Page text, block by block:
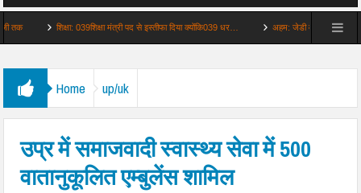
शिक्षा: 039शिक्षा मंत्री पद से इस्तीफा दिया क्योंकि039 धर… अहम: जेडी वेंस ने पीएम मोदी से फोन
Home up/uk
उप्र में समाजवादी स्वास्थ्य सेवा में 500
वातानुकूलित एम्बुलेंस शामिल